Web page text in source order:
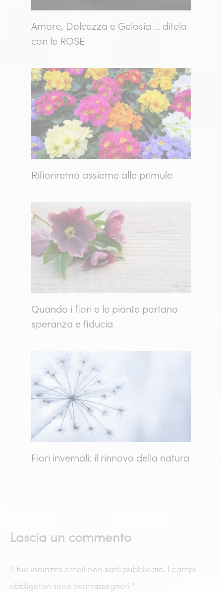
Amore, Dolcezza e Gelosia … ditelo
con le ROSE
Rifioriremo assieme alle primule
Quando i fiori e le piante portano
speranza e fiducia
Fiori invernali: il rinnovo della natura
Lascia un commento
Il tuo indirizzo email non sarà pubblicato. I campi
obbligatori sono contrassegnati *